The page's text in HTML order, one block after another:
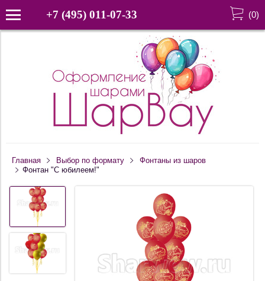
+7 (495) 011-07-33 (0)
Главная Выбор по формату
Фонтаны из шаров
Фонтан "С юбилеем!"